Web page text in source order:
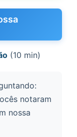
(10 min)
notaram
nossa